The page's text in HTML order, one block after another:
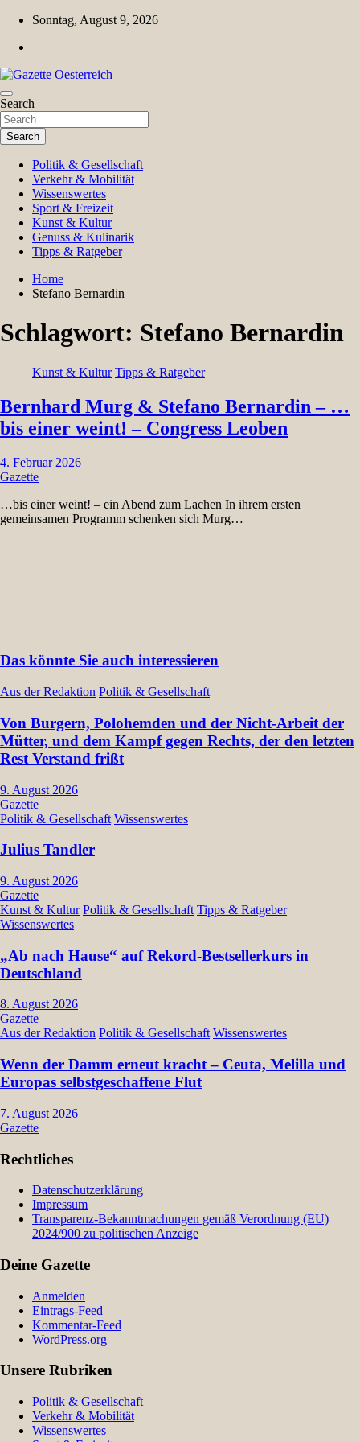
Skip
content
Sonntag, August 9, 2026
Gazette Oesterreich
Magazin für Freizeit, Politik, Kultur & Wissenschaft
Search
Search
Politik & Gesellschaft
Verkehr & Mobilität
Wissenswertes
Sport & Freizeit
Kunst & Kultur
Genuss & Kulinarik
Tipps & Ratgeber
Home
Stefano Bernardin
Schlagwort: Stefano Bernardin
Kunst & Kultur Tipps & Ratgeber
Bernhard Murg & Stefano Bernardin – …
bis einer weint! – Congress Leoben
4. Februar 2026
Gazette
…bis einer weint! – ein Abend zum Lachen In ihrem ersten
gemeinsamen Programm schenken sich Murg…
Das könnte Sie auch interessieren
Aus der Redaktion Politik & Gesellschaft
Von Burgern, Polohemden und der Nicht-Arbeit der
Mütter, und dem Kampf gegen Rechts, der den letzten
Rest Verstand frißt
9. August 2026
Gazette
Politik & Gesellschaft Wissenswertes
Julius Tandler
9. August 2026
Gazette
Kunst & Kultur Politik & Gesellschaft Tipps & Ratgeber
Wissenswertes
„Ab nach Hause“ auf Rekord-Bestsellerkurs in
Deutschland
8. August 2026
Gazette
Aus der Redaktion Politik & Gesellschaft Wissenswertes
Wenn der Damm erneut kracht – Ceuta, Melilla und
Europas selbstgeschaffene Flut
7. August 2026
Gazette
Rechtliches
Datenschutzerklärung
Impressum
Transparenz-Bekanntmachungen gemäß Verordnung (EU)
2024/900 zu politischen Anzeige
Deine Gazette
Anmelden
Eintrags-Feed
Kommentar-Feed
WordPress.org
Unsere Rubriken
Politik & Gesellschaft
Verkehr & Mobilität
Wissenswertes